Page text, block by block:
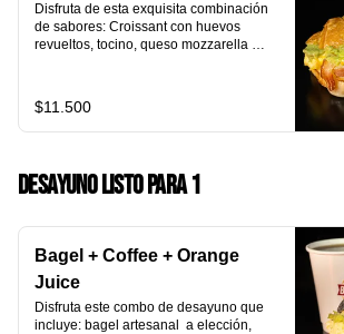
Disfruta de esta exquisita combinación
de sabores: Croissant con huevos
revueltos, tocino, queso mozzarella
$11.500
Desayuno Listo para 1
Bagel + Coffee + Orange
Juice
Disfruta este combo de desayuno que
incluye: bagel artesanal  a elección,